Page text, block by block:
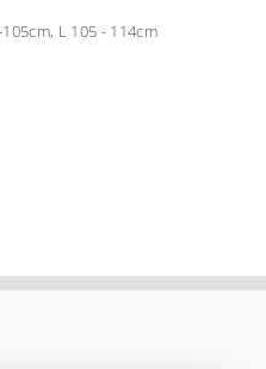
L 105 - 114cm